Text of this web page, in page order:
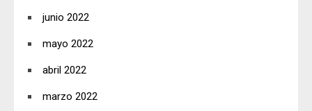
junio 2022
mayo 2022
abril 2022
marzo 2022